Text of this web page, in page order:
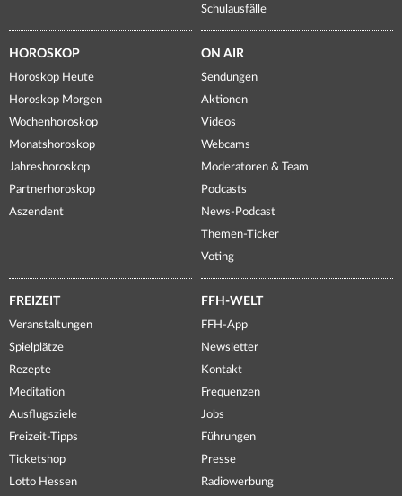
Schulausfälle
HOROSKOP
Horoskop Heute
Horoskop Morgen
Wochenhoroskop
Monatshoroskop
Jahreshoroskop
Partnerhoroskop
Aszendent
ON AIR
Sendungen
Aktionen
Videos
Webcams
Moderatoren & Team
Podcasts
News-Podcast
Themen-Ticker
Voting
FREIZEIT
Veranstaltungen
Spielplätze
Rezepte
Meditation
Ausflugsziele
Freizeit-Tipps
Ticketshop
Lotto Hessen
FFH-WELT
FFH-App
Newsletter
Kontakt
Frequenzen
Jobs
Führungen
Presse
Radiowerbung